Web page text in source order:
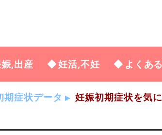
,出産 妊活,不妊 よくあ
期症状データ 妊娠初期症状を気